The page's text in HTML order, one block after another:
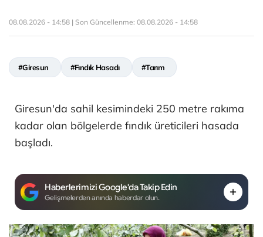
08.08.2026 - 14:58 | Son Güncellenme: 08.08.2026 - 14:58
#Giresun #Fındık Hasadı #Tarım
Giresun'da sahil kesimindeki 250 metre rakıma
kadar olan bölgelerde fındık üreticileri hasada
başladı.
Haberlerimizi Google'da Takip Edin
Gelişmelerden anında haberdar olun.